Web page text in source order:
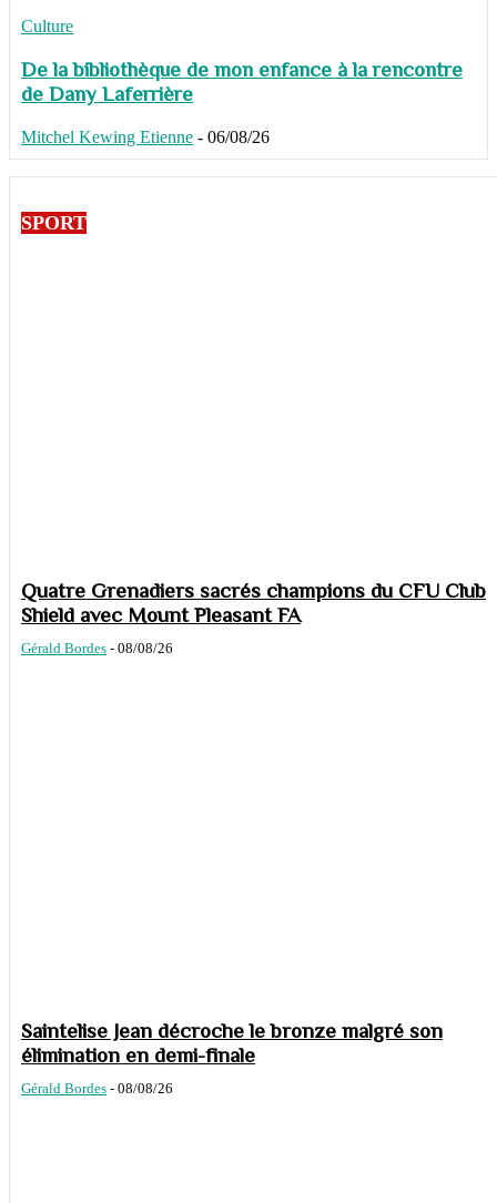
Culture
De la bibliothèque de mon enfance à la rencontre
de Dany Laferrière
Mitchel Kewing Etienne - 06/08/26
SPORT
Quatre Grenadiers sacrés champions du CFU Club
Shield avec Mount Pleasant FA
Gérald Bordes - 08/08/26
Saintelise Jean décroche le bronze malgré son
élimination en demi-finale
Gérald Bordes - 08/08/26